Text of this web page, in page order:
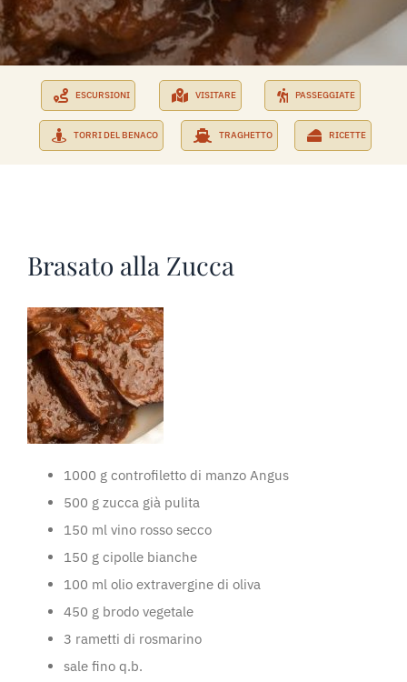
PRENOTA SUBITO
RICHIEDI PREVENTIVO
ESCURSIONI VISITARE PASSEGGIATE
TORRI DEL BENACO TRAGHETTO RICETTE
Brasato alla Zucca
1000 g controfiletto di manzo Angus
500 g zucca già pulita
150 ml vino rosso secco
150 g cipolle bianche
100 ml olio extravergine di oliva
450 g brodo vegetale
3 rametti di rosmarino
sale fino q.b.